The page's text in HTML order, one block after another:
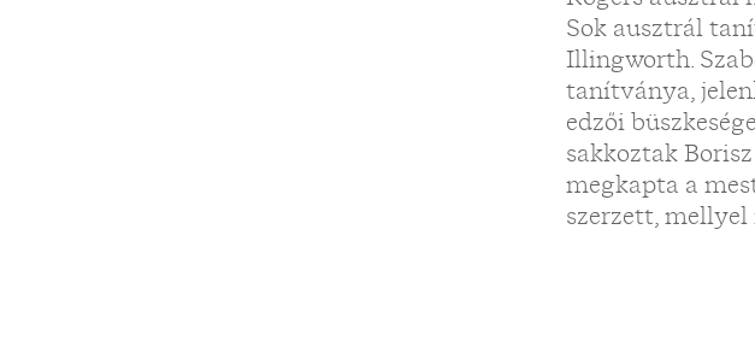
Sok ausztrál
Illingworth.
tanítványa,
edzői
sakkoztak
megkapta a
szerzett,